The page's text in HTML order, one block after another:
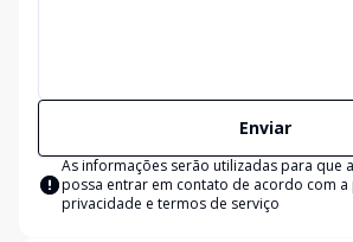
Enviar
As informações serão utilizadas para que
possa entrar em contato de acordo com a
privacidade e termos de serviço